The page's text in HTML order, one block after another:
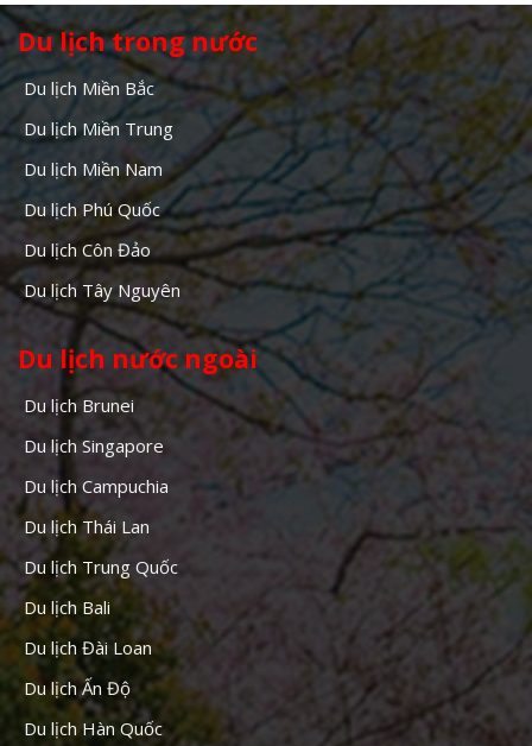
Du lịch trong nước
Du lịch Miền Bắc
Du lịch Miền Trung
Du lịch Miền Nam
Du lịch Phú Quốc
Du lịch Côn Đảo
Du lịch Tây Nguyên
Du lịch nước ngoài
Du lịch Brunei
Du lịch Singapore
Du lịch Campuchia
Du lịch Thái Lan
Du lịch Trung Quốc
Du lịch Bali
Du lịch Đài Loan
Du lịch Ấn Độ
Du lịch Hàn Quốc